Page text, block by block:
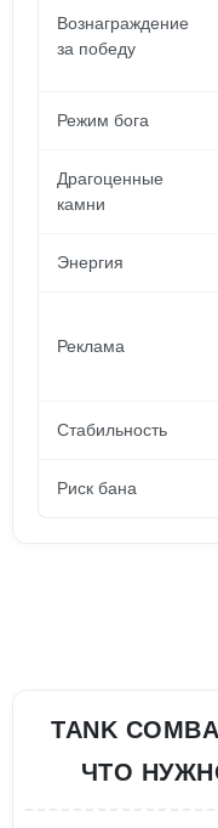
Вознаграждение
за победу
Режим бога
Драгоценные
камни
Энергия
Реклама
Стабильность
Риск бана
TANK
ЧТО